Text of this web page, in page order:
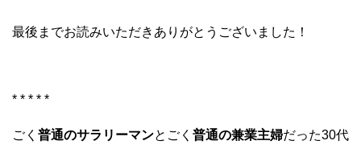
最後までお読みいただきありがとうございました！
* * * * *
ごく 普通のサラリーマンとごく 普通の兼業主婦だった30代